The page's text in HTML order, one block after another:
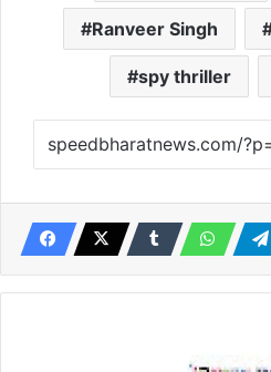
Ranveer Singh
spy thriller